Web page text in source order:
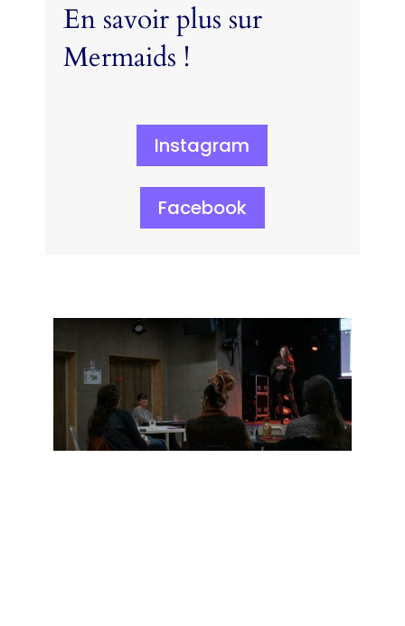
En savoir plus sur
Mermaids !
Instagram
Facebook